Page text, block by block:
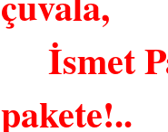
İsmet
pakete!..